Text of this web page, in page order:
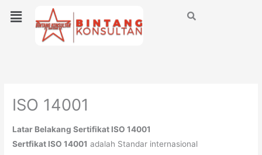
Menu
ISO 14001
Latar Belakang Sertifikat ISO 14001
Sertfikat ISO 14001 adalah Standar internasional